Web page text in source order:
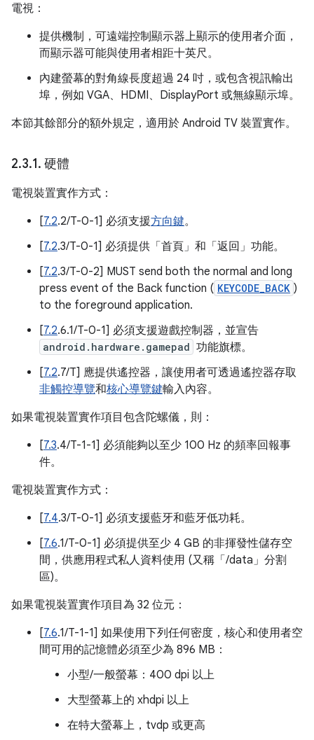
電視：
提供機制，可遠端控制顯示器上顯示的使用者介面，
而顯示器可能與使用者相距十英尺。
內建螢幕的對角線長度超過 24 吋，或包含視訊輸出
埠，例如 VGA、HDMI、DisplayPort 或無線顯示埠。
本節其餘部分的額外規定，適用於 Android TV 裝置實作。
2.3.1. 硬體
電視裝置實作方式：
[7.2.2/T-0-1] 必須支援方向鍵。
[7.2.3/T-0-1] 必須提供「首頁」和「返回」功能。
[7.2.3/T-0-2] MUST send both the normal and long
press event of the Back function ( KEYCODE_BACK )
to the foreground application.
[7.2.6.1/T-0-1] 必須支援遊戲控制器，並宣告
android.hardware.gamepad 功能旗標。
[7.2.7/T] 應提供遙控器，讓使用者可透過遙控器存取
非觸控導覽和核心導覽鍵輸入內容。
如果電視裝置實作項目包含陀螺儀，則：
[7.3.4/T-1-1] 必須能夠以至少 100 Hz 的頻率回報事
件。
電視裝置實作方式：
[7.4.3/T-0-1] 必須支援藍牙和藍牙低功耗。
[7.6.1/T-0-1] 必須提供至少 4 GB 的非揮發性儲存空
間，供應用程式私人資料使用 (又稱「/data」分割
區)。
如果電視裝置實作項目為 32 位元：
[7.6.1/T-1-1] 如果使用下列任何密度，核心和使用者空
間可用的記憶體必須至少為 896 MB：
小型/一般螢幕：400 dpi 以上
大型螢幕上的 xhdpi 以上
在特大螢幕上，tvdp 或更高